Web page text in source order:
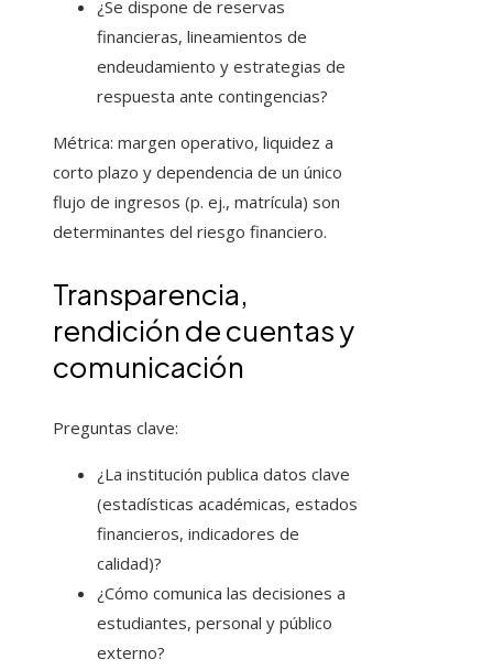
¿Se dispone de reservas
financieras, lineamientos de
endeudamiento y estrategias de
respuesta ante contingencias?
Métrica: margen operativo, liquidez a
corto plazo y dependencia de un único
flujo de ingresos (p. ej., matrícula) son
determinantes del riesgo financiero.
Transparencia,
rendición de cuentas y
comunicación
Preguntas clave:
¿La institución publica datos clave
(estadísticas académicas, estados
financieros, indicadores de
calidad)?
¿Cómo comunica las decisiones a
estudiantes, personal y público
externo?